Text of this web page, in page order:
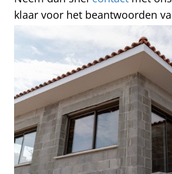
klaar voor het beantwoorden